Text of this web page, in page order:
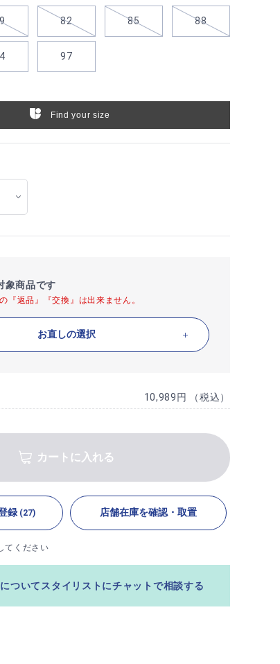
82 85 88
97
Find your size
象商品です
『返品』『交換』は出来ません。
お直しの選択
10,989円 （税込）
カートに入れる
録 (27) 店舗在庫を確認・取置
てください
ついてスタイリストにチャットで相談する